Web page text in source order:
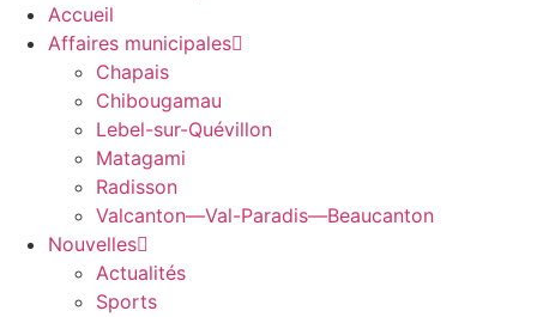
Accueil
Affaires municipales
Chapais
Chibougamau
Lebel-sur-Quévillon
Matagami
Radisson
Valcanton—Val-Paradis—Beaucanton
Nouvelles
Actualités
Sports